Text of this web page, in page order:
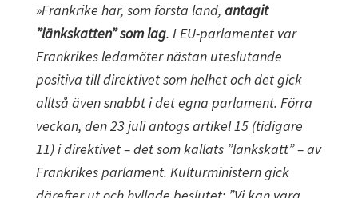
»Frankrike har, som första land, antagit
”länkskatten” som lag. I EU-parlamentet var
Frankrikes ledamöter nästan uteslutande
positiva till direktivet som helhet och det gick
alltså även snabbt i det egna parlament. Förra
veckan, den 23 juli antogs artikel 15 (tidigare
11) i direktivet – det som kallats ”länkskatt” – av
Frankrikes parlament. Kulturministern gick